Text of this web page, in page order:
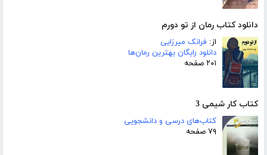
دانلود کتاب رمان از تو دورم
از: فرانک میرزایی
دانلود رایگان بهترین رمان‌ها
۲۰۱ صفحه
کتاب کار شیمی 3
کتاب‌های درسی و دانشجویی
۷۹ صفحه